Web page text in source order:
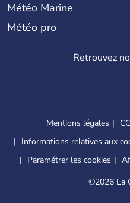
Météo Marine
Météo pro
Retrouvez
Mentions légales
Informations relatives aux
Paramétrer les cookies
©2026 La